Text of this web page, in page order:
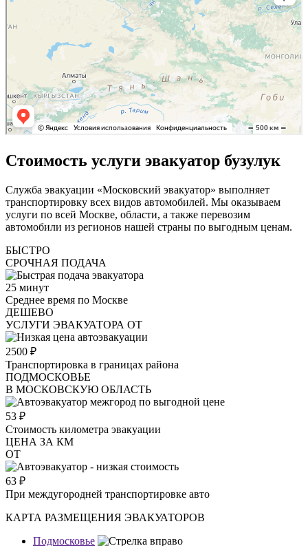
Стоимость услуги эвакуатор бузулук
Служба эвакуации «Московский эвакуатор» выполняет
транспортировку всех видов автомобилей. Мы оказываем
услуги по всей Москве, области, а также перевозим
автомобили из регионов нашей страны по выгодным ценам.
БЫСТРО
СРОЧНАЯ ПОДАЧА
25 минут
Среднее время по Москве
ДЕШЕВО
УСЛУГИ ЭВАКУАТОРА ОТ
2500 ₽
Транспортировка в границах района
ПОДМОСКОВЬЕ
В МОСКОВСКУЮ ОБЛАСТЬ
53 ₽
Стоимость километра эвакуации
ЦЕНА ЗА КМ
ОТ
63 ₽
При междугородней транспортировке авто
КАРТА РАЗМЕЩЕНИЯ ЭВАКУАТОРОВ
Подмосковье